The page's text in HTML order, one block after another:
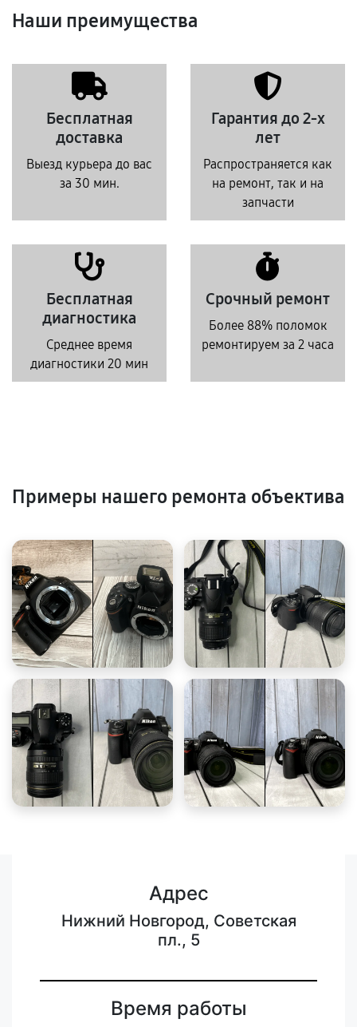
Наши преимущества
Бесплатная
доставка
Выезд курьера до вас
за 30 мин.
Гарантия до 2-х
лет
Распространяется как
на ремонт, так и на
запчасти
Бесплатная
диагностика
Среднее время
диагностики 20 мин
Срочный ремонт
Более 88% поломок
ремонтируем за 2 часа
Примеры нашего ремонта объектива
Адрес
Нижний Новгород, Советская
пл., 5
Время работы